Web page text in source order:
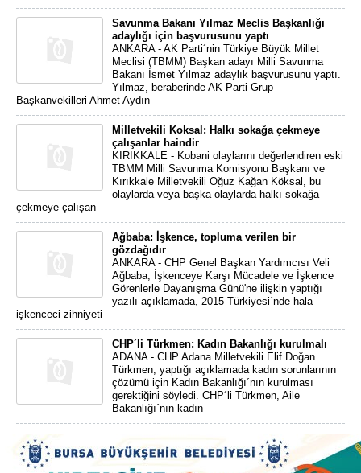
Savunma Bakanı Yılmaz Meclis Başkanlığı
adaylığı için başvurusunu yaptı
ANKARA - AK Parti´nin Türkiye Büyük Millet
Meclisi (TBMM) Başkan adayı Milli Savunma
Bakanı İsmet Yılmaz adaylık başvurusunu yaptı.
Yılmaz, beraberinde AK Parti Grup
Başkanvekilleri Ahmet Aydın
Milletvekili Koksal: Halkı sokağa çekmeye
çalışanlar haindir
KIRIKKALE - Kobani olaylarını değerlendiren eski
TBMM Milli Savunma Komisyonu Başkanı ve
Kırıkkale Milletvekili Oğuz Kağan Köksal, bu
olaylarda veya başka olaylarda halkı sokağa
çekmeye çalışan
Ağbaba: İşkence, topluma verilen bir
gözdağıdır
ANKARA - CHP Genel Başkan Yardımcısı Veli
Ağbaba, İşkenceye Karşı Mücadele ve İşkence
Görenlerle Dayanışma Günü'ne ilişkin yaptığı
yazılı açıklamada, 2015 Türkiyesi´nde hala
işkenceci zihniyeti
CHP´li Türkmen: Kadın Bakanlığı kurulmalı
ADANA - CHP Adana Milletvekili Elif Doğan
Türkmen, yaptığı açıklamada kadın sorunlarının
çözümü için Kadın Bakanlığı´nın kurulması
gerektiğini söyledi. CHP´li Türkmen, Aile
Bakanlığı´nın kadın